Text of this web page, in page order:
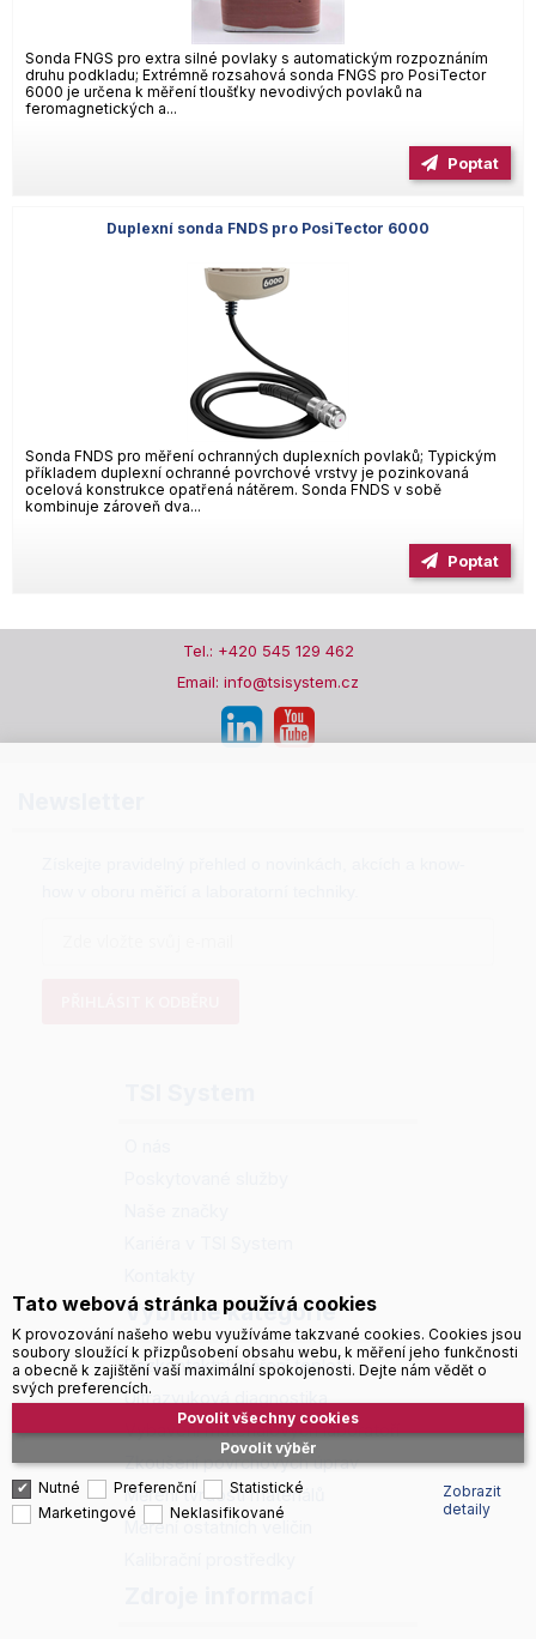
Sonda FNGS pro extra silné povlaky s automatickým rozpoznáním
druhu podkladu; Extrémně rozsahová sonda FNGS pro PosiTector
6000 je určena k měření tloušťky nevodivých povlaků na
feromagnetických a...
Poptat
Duplexní sonda FNDS pro PosiTector 6000
Sonda FNDS pro měření ochranných duplexních povlaků; Typickým
příkladem duplexní ochranné povrchové vrstvy je pozinkovaná
ocelová konstrukce opatřená nátěrem. Sonda FNDS v sobě
kombinuje zároveň dva...
Poptat
Tel.: +420 545 129 462
Email: info@tsisystem.cz
Vybrané kategorie
Bezkontaktní měření teploty
Ultrazvuková diagnostika
Vybavení materiálových laboratoří
Zkoušení povrchových úprav
Měření tvrdosti materiálů
Měření ostatních veličin
Tato webová stránka používá cookies
K provozování našeho webu využíváme takzvané cookies. Cookies jsou
soubory sloužící k přizpůsobení obsahu webu, k měření jeho funkčnosti
a obecně k zajištění vaší maximální spokojenosti. Dejte nám vědět o
svých preferencích.
Povolit výběr
Povolit všechny cookies
Nutné Preferenční
Statistické
Marketingové
Neklasifikované
Zobrazit
detaily